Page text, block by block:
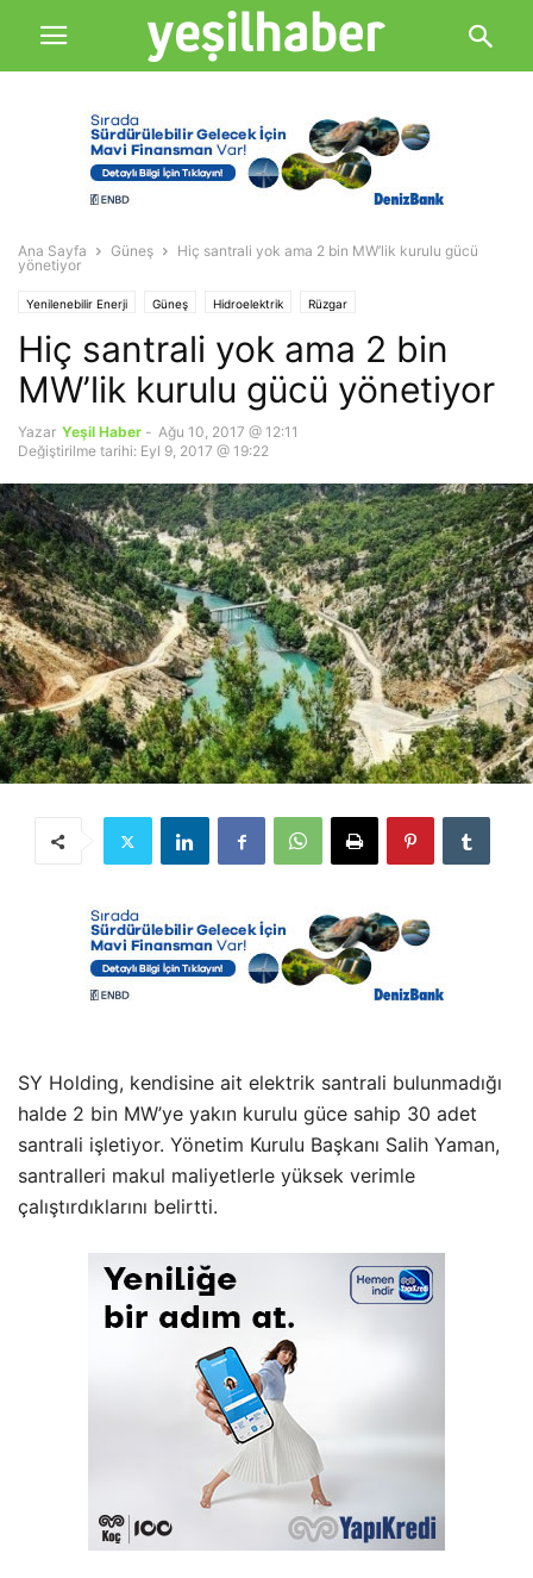
Ana Sayfa Güneş
Hiç santrali yok ama 2 bin MW’lik kurulu gücü
yönetiyor
Yenilenebilir Enerji Güneş Hidroelektrik Rüzgar
Hiç santrali yok ama 2 bin
MW’lik kurulu gücü yönetiyor
Yazar Yeşil Haber - Ağu 10, 2017 @ 12:11
Değiştirilme tarihi: Eyl 9, 2017 @ 19:22
SY Holding, kendisine ait elektrik santrali bulunmadığı
halde 2 bin MW’ye yakın kurulu güce sahip 30 adet
santrali işletiyor. Yönetim Kurulu Başkanı Salih Yaman,
santralleri makul maliyetlerle yüksek verimle
çalıştırdıklarını belirtti.